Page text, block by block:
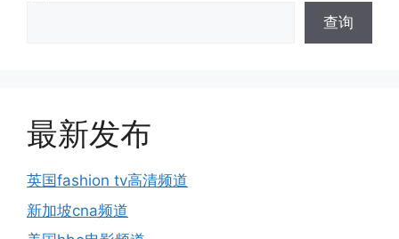
查询
最新发布
英国fashion tv高清频道
新加坡cna频道